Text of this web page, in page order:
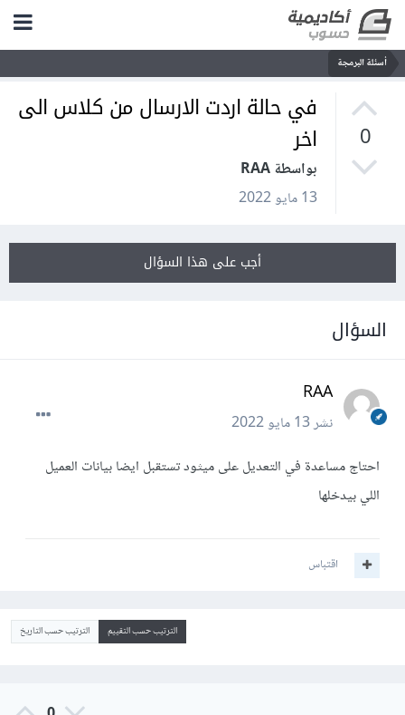
أسئلة البرمجة
0
في حالة اردت الارسال من كلاس الى
اخر
بواسطة RAA
13 مايو 2022
أجب على هذا السؤال
السؤال
RAA
نشر13 مايو 2022
احتاج مساعدة في التعديل على ميثود تستقبل ايضا بيانات العميل
اللي بيدخلها
اقتباس
الترتيب حسب التقييم الترتيب حسب التاريخ